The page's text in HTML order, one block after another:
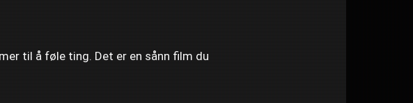
til å føle ting. Det er en sånn film du